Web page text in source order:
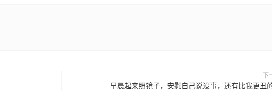
下
早晨起来照镜子，安慰自己说没事，还有比我更丑